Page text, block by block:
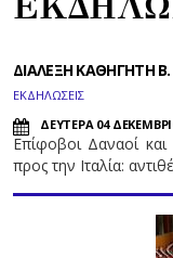
ΔΙΑΛΕΞΗ ΚΑΘΗΓΗΤΗ
ΕΚΔΗΛΩΣΕΙΣ
ΔΕΥΤΕΡΑ 04
Επίφοβοι Δαναοί και
προς την Ιταλία: